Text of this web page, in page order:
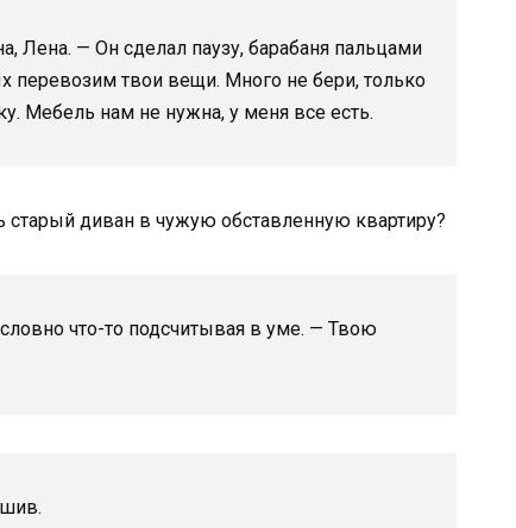
Лена. — Он сделал паузу, барабаня пальцами
перевозим твои вещи. Много не бери, только
Мебель нам не нужна, у меня все есть.
старый диван в чужую обставленную квартиру?
что-то подсчитывая в уме. — Твою